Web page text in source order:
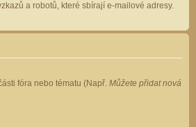
a robotů, které sbírají e-mailové adresy.
fóra nebo tématu (Např. Můžete přidat nová